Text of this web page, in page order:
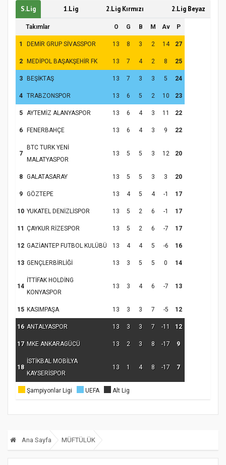
S.Lig 1.Lig 2.Lig Kırmızı 2.Lig Beyaz
Takımlar O G B M Av P
1 DEMİR GRUP SİVASSPOR 13 8 3 2 14 27
2 MEDİPOL BAŞAKŞEHİR FK 13 7 4 2 8 25
3 BEŞİKTAŞ 13 7 3 3 5 24
4 TRABZONSPOR 13 6 5 2 10 23
5 AYTEMİZ ALANYASPOR 13 6 4 3 11 22
6 FENERBAHÇE 13 6 4 3 9 22
7
BTC TURK YENİ
MALATYASPOR
13 5 5 3 12 20
8 GALATASARAY 13 5 5 3 3 20
9 GÖZTEPE 13 4 5 4 -1 17
10 YUKATEL DENİZLİSPOR 13 5 2 6 -1 17
11 ÇAYKUR RİZESPOR 13 5 2 6 -7 17
12 GAZİANTEP FUTBOL KULÜBÜ 13 4 4 5 -6 16
13 GENÇLERBİRLİĞİ 13 3 5 5 0 14
14
İTTİFAK HOLDİNG
KONYASPOR
13 3 4 6 -7 13
15 KASIMPAŞA 13 3 3 7 -5 12
16 ANTALYASPOR 13 3 3 7 -11 12
17 MKE ANKARAGÜCÜ 13 2 3 8 -17 9
18
İSTİKBAL MOBİLYA
KAYSERİSPOR
13 1 4 8 -17 7
Şampiyonlar Ligi UEFA Alt Lig
Ana Sayfa MÜFTÜLÜK